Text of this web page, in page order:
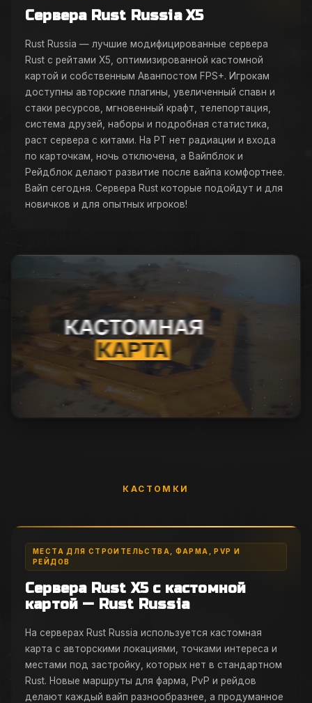
Сервера Rust Russia X5
Rust Russia — лучшие модифицированные сервера
Rust с рейтами X5, оптимизированной кастомной
картой и собственным Аванпостом FPS+. Игрокам
доступны авторские плагины, увеличенный спавн и
стаки ресурсов, мгновенный крафт, телепортация,
система друзей, наборы и подробная статистика,
раст сервера с китами. На РТ нет радиации и входа
по карточкам, ночь отключена, а Вайпблок и
Рейдблок делают развитие после вайпа комфортнее.
Вайп сегодня. Сервера Rust которые подойдут и для
новичков и для опытных игроков!
КАСТОМКИ
Сервера Rust X5 с кастомной
картой — Rust Russia
МЕСТА ДЛЯ СТРОИТЕЛЬСТВА, ФАРМА, PVP И
РЕЙДОВ
На серверах Rust Russia используется кастомная
карта с авторскими локациями, точками интереса и
местами под застройку, которых нет в стандартном
Rust. Новые маршруты для фарма, PvP и рейдов
делают каждый вайп разнообразнее, а продуманное